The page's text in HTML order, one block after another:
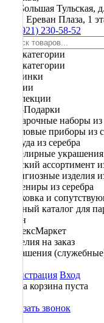
ул. Большая Тульская,
ТРЦ Ереван Плаза, 1
+7 (921) 230-58-52
Все категории
Все категории
Новинки
Акции
Коллекции
VIP-Подарки
Подарочные наборы из
Столовые приборы из
Посуда из серебра
Ювелирные украшения
Детский ассортимент
Религиозные изделия
Сувениры из серебра
Упаковка и
Полный каталог для
Озон
ЯндексМаркет
Изделия на заказ
Украшения
Регистрация Вход
Ваша корзина пуста
Заказать звонок